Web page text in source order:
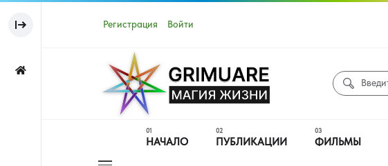
Регистрация Войти
НАЧАЛО ПУБЛИКАЦИИ ФИЛЬМЫ